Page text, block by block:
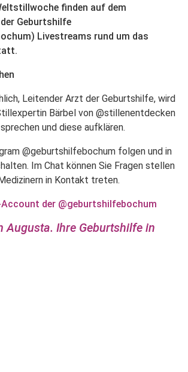
finden auf dem
Geburtshilfe
Livestreams rund um das
Leitender Arzt der Geburtshilfe, wird
Bärbel von @stillenentdecken
und diese aufklären.
@geburtshilfebochum folgen und in
Im Chat können Sie Fragen stellen
in Kontakt treten.​
der @geburtshilfebochum
Augusta. Ihre Geburtshilfe in